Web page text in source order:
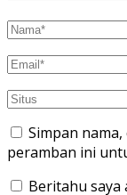
Simpan
peramban ini
Beritahu